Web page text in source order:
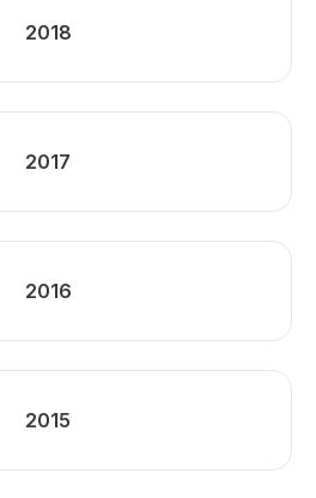
2018
2017
2016
2015